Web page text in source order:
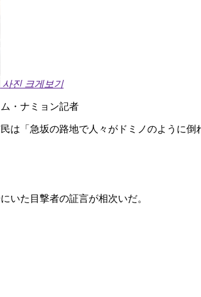
사진 크게보기
・ナミョン記者
「急坂の路地で人々がドミノのように倒
いた目撃者の証言が相次いだ。